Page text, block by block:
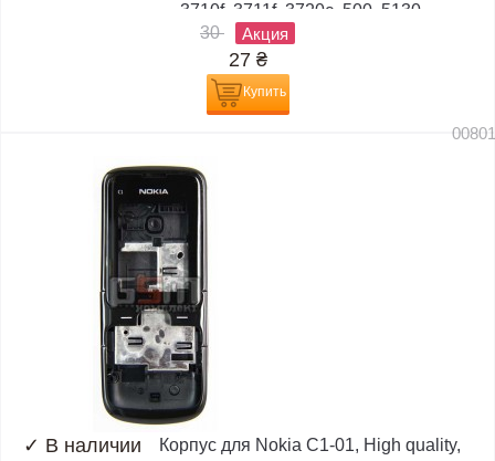
3710f, 3711f, 3720c, 500, 5130,...
30
Акция
27 ₴
Купить
✓ В наличии
Корпус для Nokia C1-01, High quality,